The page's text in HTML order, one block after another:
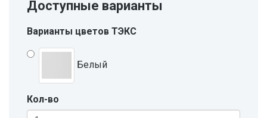
Доступные варианты
Варианты цветов ТЭКС
Белый
Кол-во